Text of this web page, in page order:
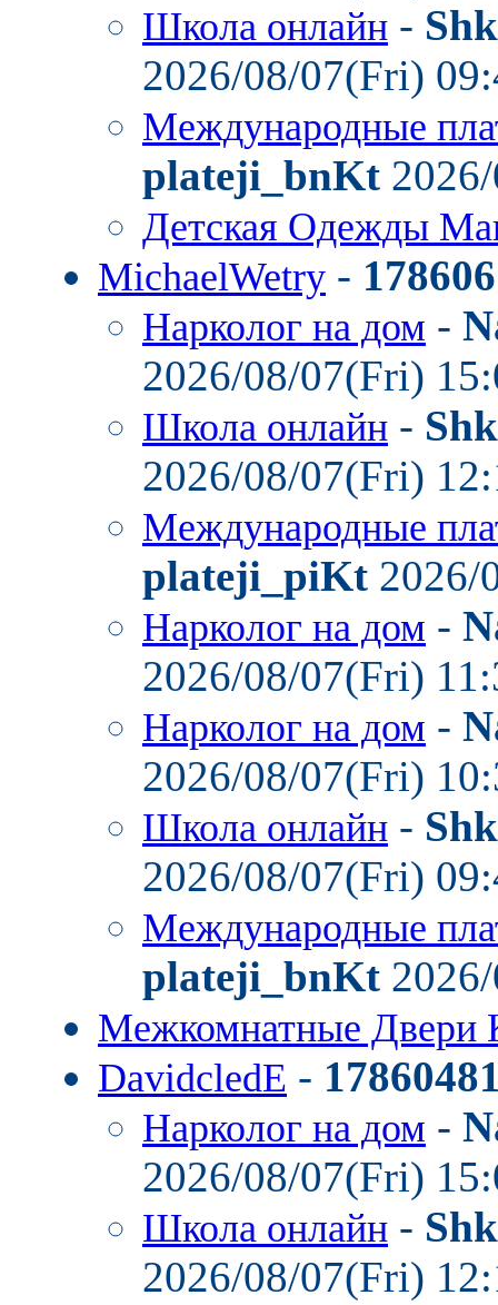
Школа онлайн -
2026/08/07(Fri)
Международные
plateji_bnKt
Детская Одежды
MichaelWetry -
Нарколог на дом -
2026/08/07(Fri)
Школа онлайн -
2026/08/07(Fri)
Международные
plateji_piKt 2026/
Нарколог на дом -
2026/08/07(Fri)
Нарколог на дом -
2026/08/07(Fri)
Школа онлайн -
2026/08/07(Fri)
Международные
plateji_bnKt
Межкомнатные Двери
DavidcledE -
Нарколог на дом -
2026/08/07(Fri)
Школа онлайн -
2026/08/07(Fri)